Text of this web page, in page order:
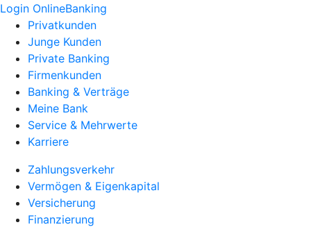
Login OnlineBanking
Privatkunden
Junge Kunden
Private Banking
Firmenkunden
Banking & Verträge
Meine Bank
Service & Mehrwerte
Karriere
Zahlungsverkehr
Vermögen & Eigenkapital
Versicherung
Finanzierung